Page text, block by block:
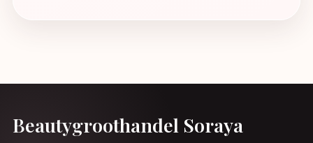
Beautygroothandel Soraya